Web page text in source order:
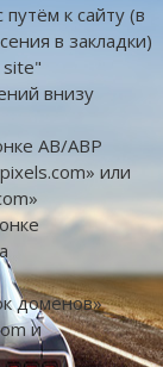
к сайту (в
в закладки)
site"
внизу
AB/ABP
или
доменов»
и